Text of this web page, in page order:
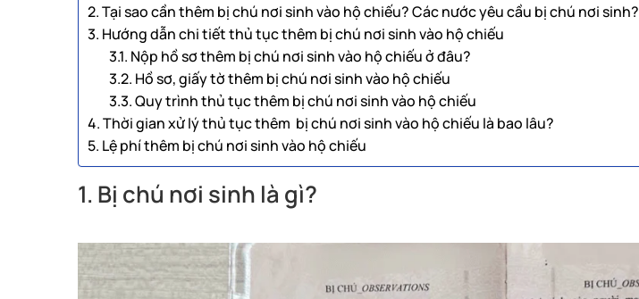
2. Tại sao cần thêm bị chú nơi sinh vào hộ chiếu? Các nước yêu cầu bị chú nơi sinh?
3. Hướng dẫn chi tiết thủ tục thêm bị chú nơi sinh vào hộ chiếu
3.1. Nộp hồ sơ thêm bị chú nơi sinh vào hộ chiếu ở đâu?
3.2. Hồ sơ, giấy tờ thêm bị chú nơi sinh vào hộ chiếu
3.3. Quy trình thủ tục thêm bị chú nơi sinh vào hộ chiếu
4. Thời gian xử lý thủ tục thêm bị chú nơi sinh vào hộ chiếu là bao lâu?
5. Lệ phí thêm bị chú nơi sinh vào hộ chiếu
1. Bị chú nơi sinh là gì?